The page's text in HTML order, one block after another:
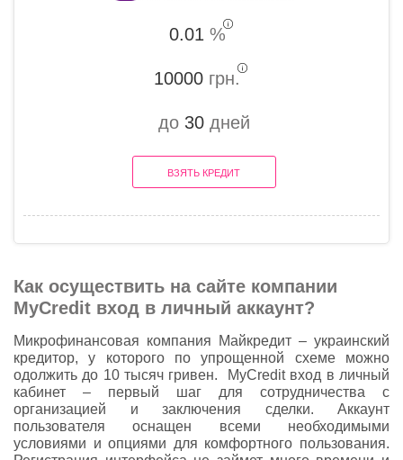
0.01%
10000 грн.
до 30дней
ВЗЯТЬ КРЕДИТ
Как осуществить на сайте компании
MyCredit вход в личный аккаунт?
Микрофинансовая компания Майкредит – украинский
кредитор, у которого по упрощенной схеме можно
одолжить до 10 тысяч гривен. MyCredit вход в личный
кабинет – первый шаг для сотрудничества с
организацией и заключения сделки. Аккаунт
пользователя оснащен всеми необходимыми
условиями и опциями для комфортного пользования.